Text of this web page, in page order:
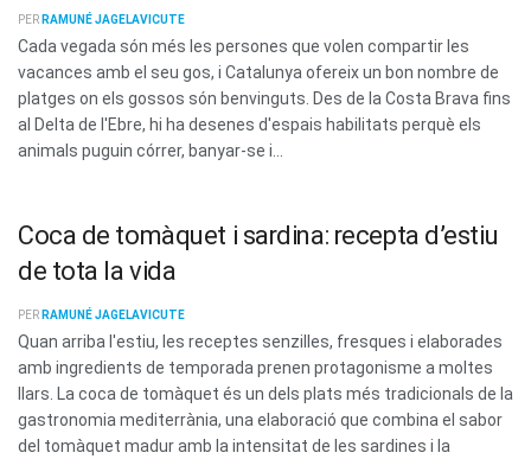
PER RAMUNÉ JAGELAVICUTE
Cada vegada són més les persones que volen compartir les
vacances amb el seu gos, i Catalunya ofereix un bon nombre de
platges on els gossos són benvinguts. Des de la Costa Brava fins
al Delta de l'Ebre, hi ha desenes d'espais habilitats perquè els
animals puguin córrer, banyar-se i...
Coca de tomàquet i sardina: recepta d’estiu
de tota la vida
PER RAMUNÉ JAGELAVICUTE
Quan arriba l'estiu, les receptes senzilles, fresques i elaborades
amb ingredients de temporada prenen protagonisme a moltes
llars. La coca de tomàquet és un dels plats més tradicionals de la
gastronomia mediterrània, una elaboració que combina el sabor
del tomàquet madur amb la intensitat de les sardines i la